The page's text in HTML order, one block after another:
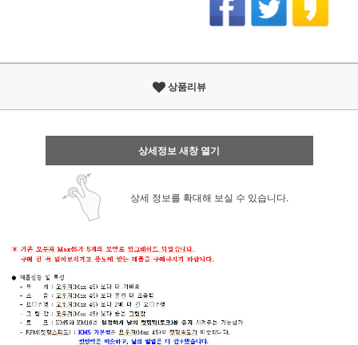
상품리뷰
상세정보 새창 열기
상세 정보를 확대해 보실 수 있습니다.